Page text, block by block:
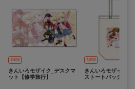
NEW
きんいろモザイク_デスクマ
ット【修学旅行】
NEW
きんいろモザイク_
ストートバッグ